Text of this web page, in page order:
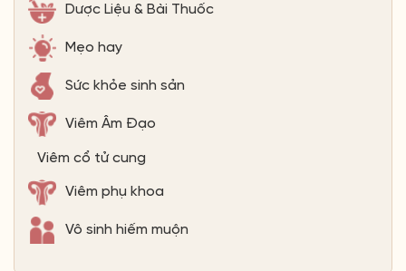
Dược Liệu & Bài Thuốc
Mẹo hay
Sức khỏe sinh sản
Viêm Âm Đạo
Viêm cổ tử cung
Viêm phụ khoa
Vô sinh hiếm muộn